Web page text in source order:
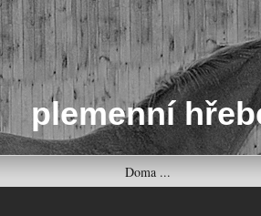
plemenní
Doma ...